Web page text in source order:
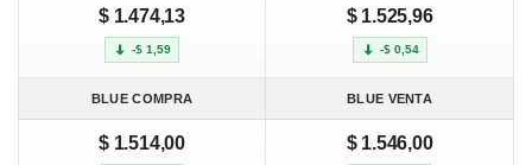
$ 1.474,13
-$ 1,59
$ 1.525,96
-$ 0,54
BLUE COMPRA BLUE VENTA
$ 1.514,00 $ 1.546,00